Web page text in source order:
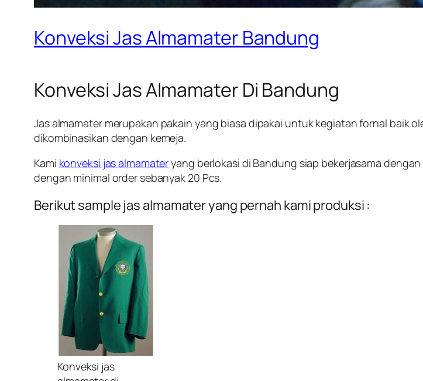
Konveksi Jas Almamater Bandung
Konveksi Jas Almamater Di Bandung
Jas almamater merupakan pakain yang biasa dipakai untuk kegiatan fornal baik
dikombinasikan dengan kemeja.
Kami konveksi jas almamateryang berlokasi di Bandung siap bekerjasama
dengan minimal order sebanyak 20 Pcs.
Berikut sample jas almamater yang pernah kami produksi :
Konveksi jas